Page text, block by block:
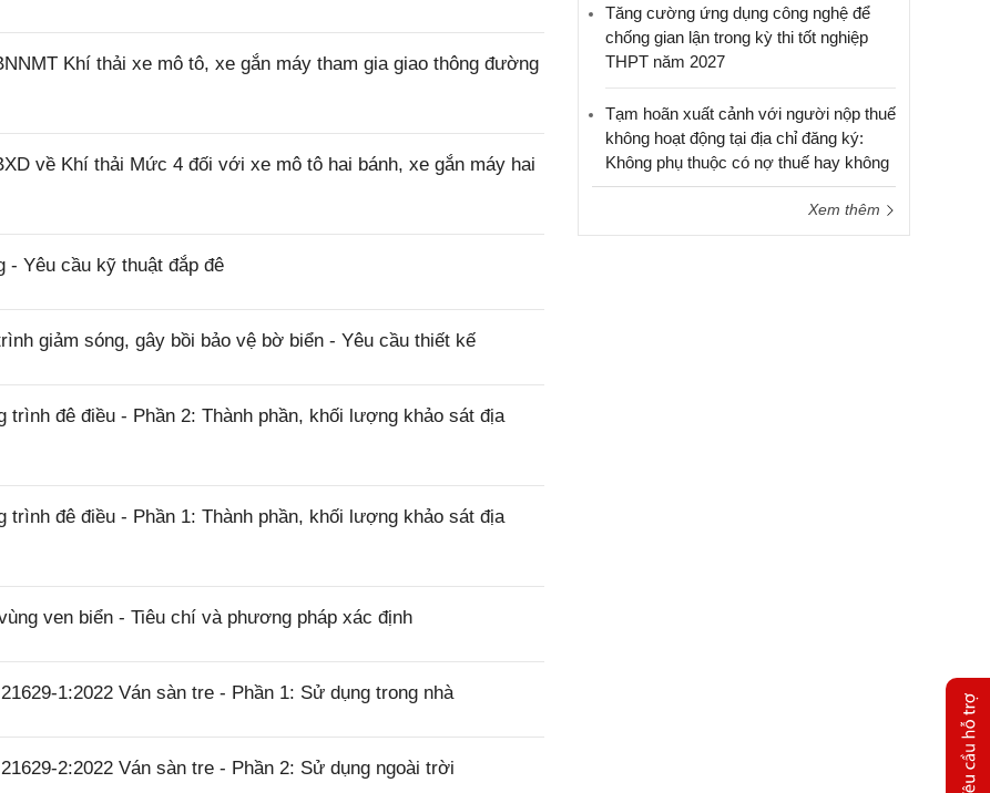
Khí thải xe mô tô, xe gắn máy tham gia giao thông đường
về Khí thải Mức 4 đối với xe mô tô hai bánh, xe gắn máy hai
- Yêu cầu kỹ thuật đắp đê
giảm sóng, gây bồi bảo vệ bờ biển - Yêu cầu thiết kế
trình đê điều - Phần 2: Thành phần, khối lượng khảo sát địa
trình đê điều - Phần 1: Thành phần, khối lượng khảo sát địa
ven biển - Tiêu chí và phương pháp xác định
1:2022 Ván sàn tre - Phần 1: Sử dụng trong nhà
2:2022 Ván sàn tre - Phần 2: Sử dụng ngoài trời
Tăng cường ứng dụng công nghệ để
chống gian lận trong kỳ thi tốt nghiệp
THPT năm 2027
Tạm hoãn xuất cảnh với người nộp thuế
không hoạt động tại địa chỉ đăng ký:
Không phụ thuộc có nợ thuế hay không
Xem thêm